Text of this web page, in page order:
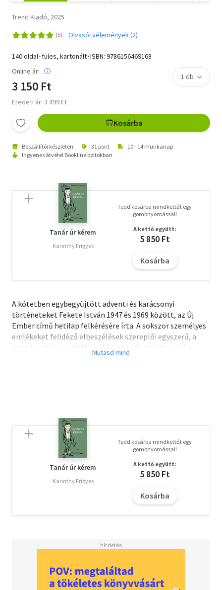
Trend Kiadó, 2025
Olvasói vélemények (2)
140 oldal･füles, kartonált･ISBN: 9786156469168
Online ár:
3 150 Ft
Eredeti ár: 3 499 Ft
Kosárba
Beszállítói készleten 31 pont
10 - 14 munkanap
Ingyenes átvétel Bookline boltokban
Tanár úr kérem
Karinthy Frigyes
Tedd kosárba mindkettőt egy
gombnyomással!
A kettő együtt:
5 850 Ft
Kosárba
A kötetben egybegyűjtött adventi és karácsonyi
történeteket Fekete István 1947 és 1969 között, az Új
Ember című hetilap felkérésére írta. A sokszor személyes
emlékeket felidéző elbeszélések szereplői egyszerű, a
természet közelségében élő emberek, akiket az író a
Tanár úr kérem
Karinthy Frigyes
Tedd kosárba mindkettőt egy
gombnyomással!
A kettő együtt:
5 850 Ft
Kosárba